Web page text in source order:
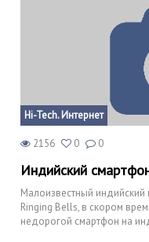
Hi-Tech. Интернет
2156 0 0
Индийский
Малоизвестный
Ringing Bells, в скором
недорогой смартфон на